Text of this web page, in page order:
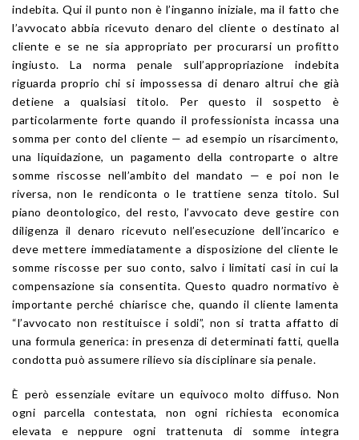
indebita. Qui il punto non è l’inganno iniziale, ma il fatto che
l’avvocato abbia ricevuto denaro del cliente o destinato al
cliente e se ne sia appropriato per procurarsi un profitto
ingiusto. La norma penale sull’appropriazione indebita
riguarda proprio chi si impossessa di denaro altrui che già
detiene a qualsiasi titolo. Per questo il sospetto è
particolarmente forte quando il professionista incassa una
somma per conto del cliente — ad esempio un risarcimento,
una liquidazione, un pagamento della controparte o altre
somme riscosse nell’ambito del mandato — e poi non le
riversa, non le rendiconta o le trattiene senza titolo. Sul
piano deontologico, del resto, l’avvocato deve gestire con
diligenza il denaro ricevuto nell’esecuzione dell’incarico e
deve mettere immediatamente a disposizione del cliente le
somme riscosse per suo conto, salvo i limitati casi in cui la
compensazione sia consentita. Questo quadro normativo è
importante perché chiarisce che, quando il cliente lamenta
“l’avvocato non restituisce i soldi”, non si tratta affatto di
una formula generica: in presenza di determinati fatti, quella
condotta può assumere rilievo sia disciplinare sia penale.
È però essenziale evitare un equivoco molto diffuso. Non
ogni parcella contestata, non ogni richiesta economica
elevata e neppure ogni trattenuta di somme integra